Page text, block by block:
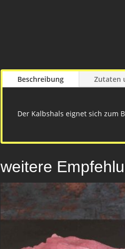
Beschreibung Zutaten
Der Kalbshals eignet sich zum
weitere